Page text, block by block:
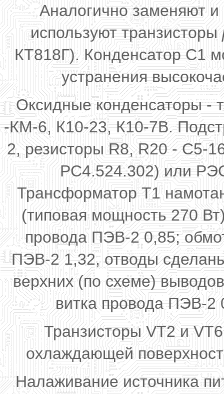
Аналогично заменяют и
используют транзисторы
КТ818Г). Конденсатор С1
устранения
Оксидные конденсаторы -
-КМ-6, К10-23, К10-7В.
2, резисторы R8, R20 - С5-
РС4.524.302) или
Трансформатор Т1
(типовая мощность 270
провода ПЭВ-2 0,85;
ПЭВ-2 1,32, отводы
верхних (по схеме)
витка провода ПЭВ-2
Транзисторы VT2 и
охлаждающей
Налаживание источника